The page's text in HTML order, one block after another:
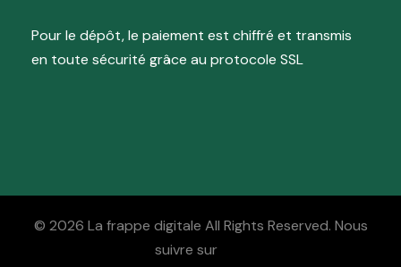
Pour le dépôt, le paiement est chiffré et transmis
en toute sécurité grâce au protocole SSL
© 2026 La frappe digitale All Rights Reserved. Nous
suivre sur